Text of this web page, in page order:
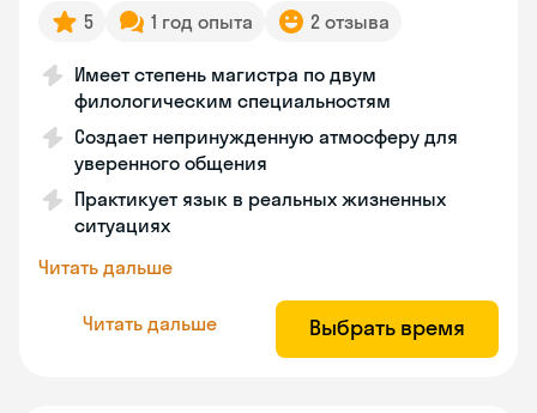
5 1 год опыта 2 отзыва
Имеет степень магистра по двум
филологическим специальностям
Создает непринужденную атмосферу для
уверенного общения
Практикует язык в реальных жизненных
ситуациях
Читать дальше
Читать дальше Выбрать время